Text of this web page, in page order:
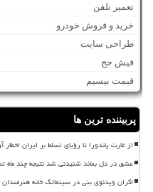
تعمیر تلفن
خرید و فروش خودرو
طراحی سایت
فیش حج
قیمت بیسیم
پربیننده ترین ها
از غارت پاندورا تا رؤیای تسلط بر ایران
عشق در دل بماند شنیدنی شد نتیجه چند ماه
اکران ویدئوی بنی در سینماتک خانه هنرمندان